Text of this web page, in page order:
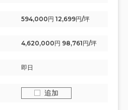
594,000円 12,699円/坪
4,620,000円 98,761円/坪
即日
追加